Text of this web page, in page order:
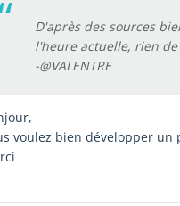
D'après des sources
l'heure actuelle, rien
-@VALENTRE
voulez bien développer un